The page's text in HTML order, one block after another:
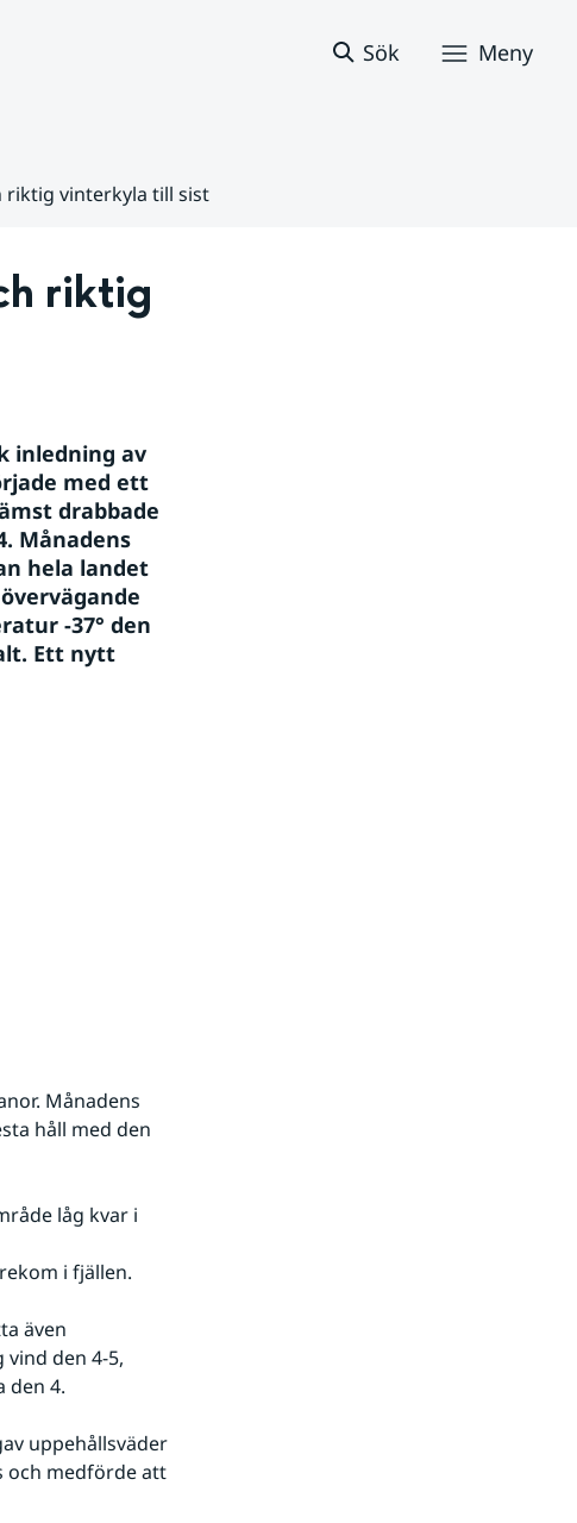
Sök Meny
riktig vinterkyla till sist
riktig
inledning av
med ett
drabbade
Månadens
hela landet
-37° den
Ett nytt
Månadens
håll med den
låg kvar i
i fjällen.
även
den 4-5,
den 4.
uppehållsväder
och medförde att